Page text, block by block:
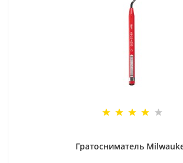
Гратосниматель